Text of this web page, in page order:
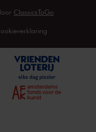
ClassicsToGo